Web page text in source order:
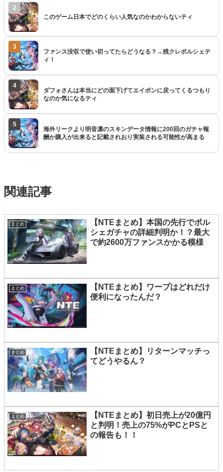
2
このゲーム日本でどのくらい人気なのかわからないティ
3
ファンス没収で使い切ってたらどうなる？→残クレポルシェテ
ィ！
4
ダフォさんは本当にどの面下げてエイボンに戻ってくるつもり
なのか気になるティ
5
海外リークより明音凛のスキンデータ情報に200回のガチャ報
酬か購入が出来ると記載されおり実装される可能性が高まる
関連記事
まとめ
【NTEまとめ】本国の先行でポル
シェガチャの詳細判明か！？最大
で約2600万ファンスかかる模様
まとめ
【NTEまとめ】ワープはどれだけ
便利になったんだ？
まとめ
【NTEまとめ】リターンマッチっ
てどうやるん？
まとめ
【NTEまとめ】初日売上が20億円
と判明！売上の75%がPCとPSと
の報告も！！